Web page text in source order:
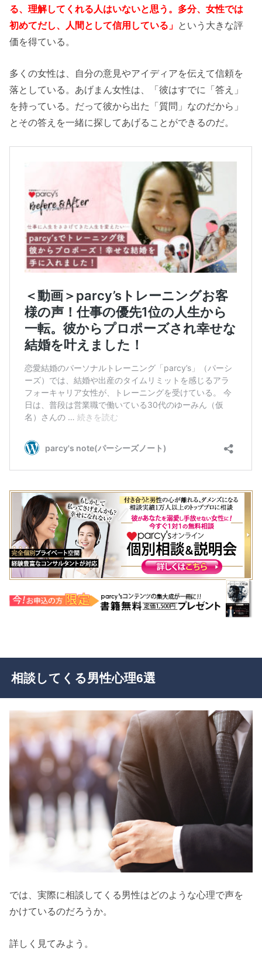
る、理解してくれる人はいないと思う。多分、女性では
初めてだし、人間として信用している」 という大きな評
価を得ている。
多くの女性は、自分の意見やアイディアを伝えて信頼を
落としている。あげまん女性は、「彼はすでに「答え」
を持っている。だって彼から出た「質問」なのだから」
とその答えを一緒に探してあげることができるのだ。
相談してくる男性心理6選
では、実際に相談してくる男性はどのような心理で声を
かけているのだろうか。
詳しく見てみよう。